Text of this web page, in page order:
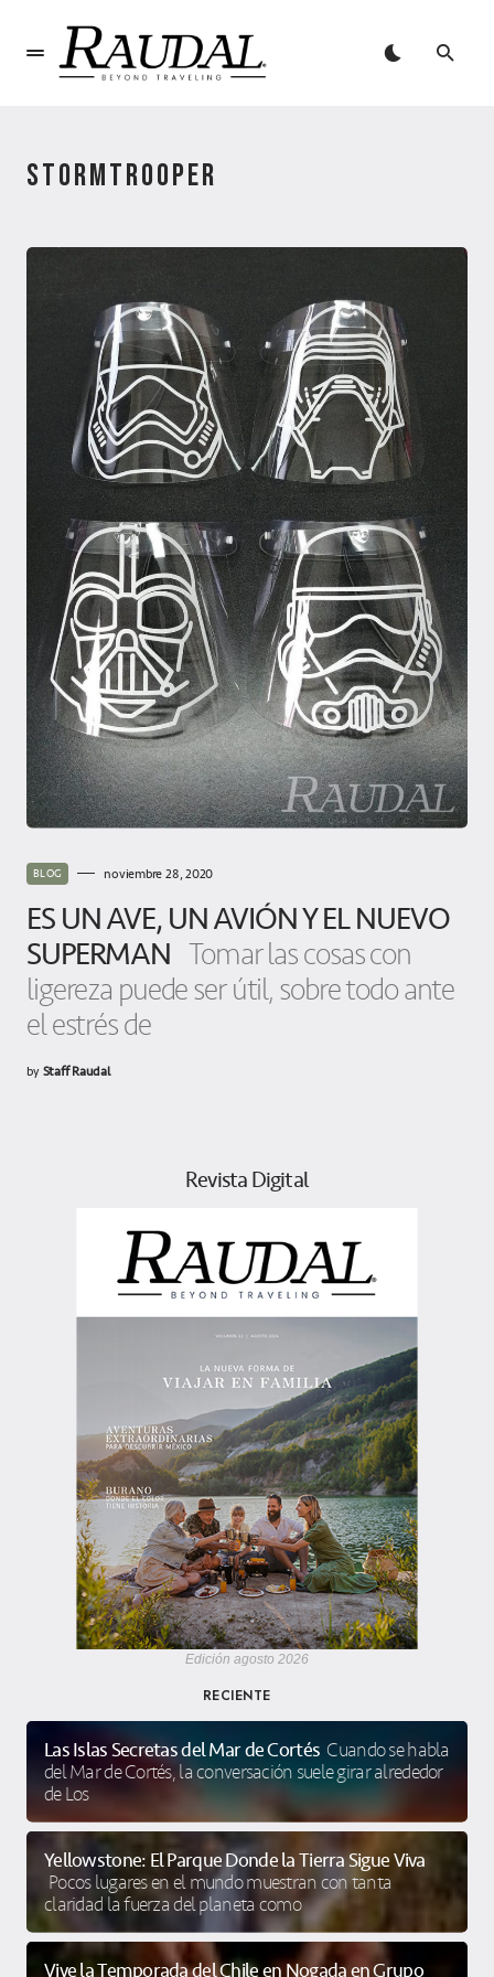
STORMTROOPER
BLOG noviembre 28, 2020
ES UN AVE, UN AVIÓN Y EL NUEVO
SUPERMAN Tomar las cosas con
ligereza puede ser útil, sobre todo ante
el estrés de
byStaff Raudal
Revista Digital
Edición agosto 2026
RECIENTE
Las Islas Secretas del Mar de Cortés Cuando se habla
del Mar de Cortés, la conversación suele girar alrededor
de Los
Yellowstone: El Parque Donde la Tierra Sigue Viva
Pocos lugares en el mundo muestran con tanta
claridad la fuerza del planeta como
Vive la Temporada del Chile en Nogada en Grupo